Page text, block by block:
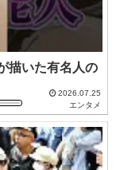
描いた有名人の
2026.07.25
エンタメ